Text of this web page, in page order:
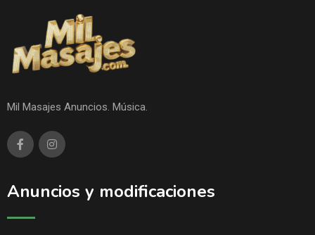
Mil Masajes Anuncios. Música.
Anuncios y modificaciones